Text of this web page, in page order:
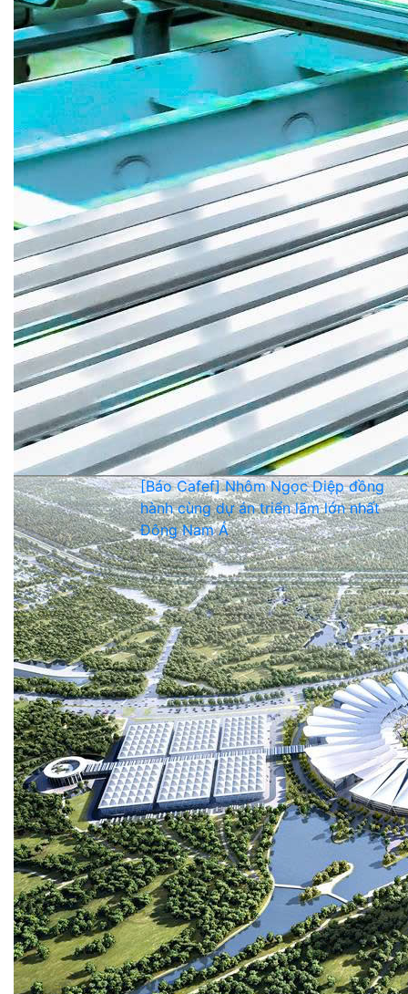
[Báo Cafef] Nhôm Ngọc Diệp đồng
hành cùng dự án triển lãm lớn nhất
Đông Nam Á